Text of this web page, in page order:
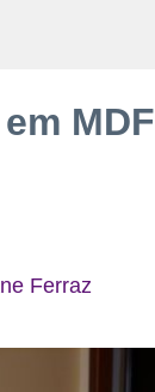
MDF
Ferraz